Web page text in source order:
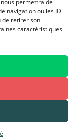
permettra de
navigation ou les ID
de retirer son
caractéristiques
–